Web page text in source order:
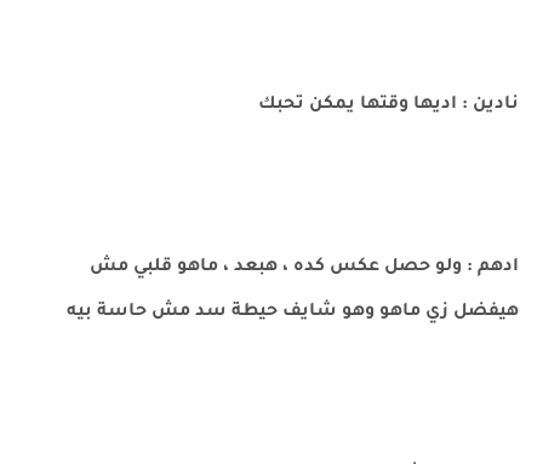
نادين : اديها وقتها يمكن تحبك
ادهم : ولو حصل عكس كده ، هبعد ، ماهو قلبي مش
هيفضل زي ماهو وهو شايف حيطة سد مش حاسة بيه